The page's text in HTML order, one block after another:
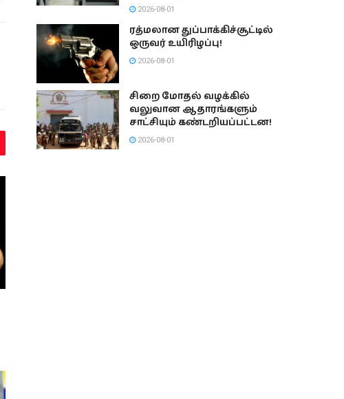
2026-08-01
ரத்மலான துப்பாக்கிச்சூட்டில்
ஒருவர் உயிரிழப்பு!
2026-08-01
சிறை மோதல் வழக்கில்
வலுவான ஆதாரங்களும்
சாட்சியும் கண்டறியப்பட்டன!
2026-08-01